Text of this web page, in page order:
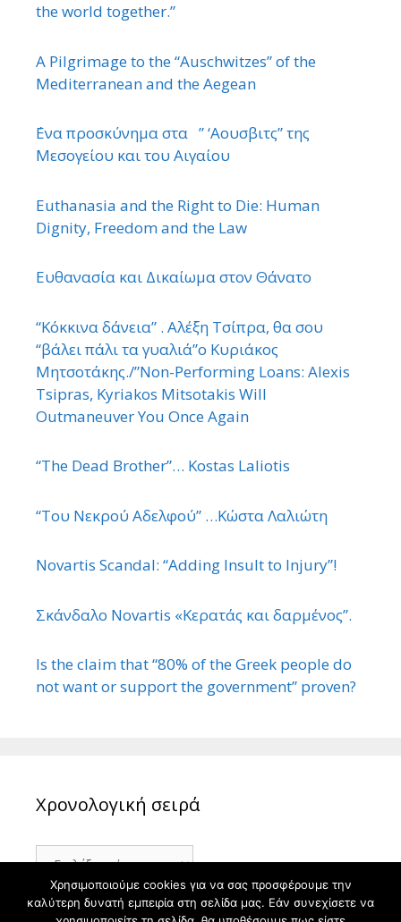
the world together.”
A Pilgrimage to the “Auschwitzes” of the
Mediterranean and the Aegean
΄Ενα προσκύνημα στα ” ‘Αουσβιτς” της
Μεσογείου και του Αιγαίου
Euthanasia and the Right to Die: Human
Dignity, Freedom and the Law
Ευθανασία και Δικαίωμα στον Θάνατο
“Κόκκινα δάνεια” . Αλέξη Τσίπρα, θα σου
“βάλει πάλι τα γυαλιά”ο Κυριάκος
Μητσοτάκης./”Non-Performing Loans: Alexis
Tsipras, Kyriakos Mitsotakis Will
Outmaneuver You Once Again
“The Dead Brother”… Kostas Laliotis
“Του Νεκρού Αδελφού” …Κώστα Λαλιώτη
Novartis Scandal: “Adding Insult to Injury”!
Σκάνδαλο Novartis «Κερατάς και δαρμένος”.
Is the claim that “80% of the Greek people do
not want or support the government” proven?
Χρονολογική σειρά
Χρονολογική
σειρά
Χρησιμοποιούμε cookies για να σας προσφέρουμε την
καλύτερη δυνατή εμπειρία στη σελίδα μας. Εάν συνεχίσετε να